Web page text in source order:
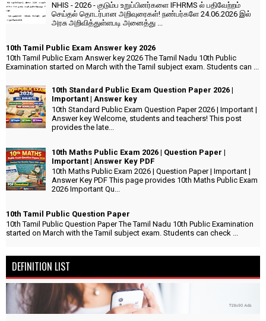
NHIS - 2026 - குடும்ப உறுப்பினர்களை IFHRMS ல் பதிவேற்றம்
செய்தல் தொடர்பான அறிவுரைகள்! நண்பர்களே 24.06.2026 இல்
அரசு அறிவித்துள்ளபடி அனைத்து ...
10th Tamil Public Exam Answer key 2026
10th Tamil Public Exam Answer key 2026 The Tamil Nadu 10th Public
Examination started on March with the Tamil subject exam. Students can ...
10th Standard Public Exam Question Paper 2026 |
Important | Answer key
10th Standard Public Exam Question Paper 2026 | Important |
Answer key Welcome, students and teachers! This post
provides the late...
10th Maths Public Exam 2026 | Question Paper |
Important | Answer Key PDF
10th Maths Public Exam 2026 | Question Paper | Important |
Answer Key PDF This page provides 10th Maths Public Exam
2026 Important Qu...
10th Tamil Public Question Paper
10th Tamil Public Question Paper The Tamil Nadu 10th Public Examination
started on March with the Tamil subject exam. Students can check ...
DEFINITION LIST